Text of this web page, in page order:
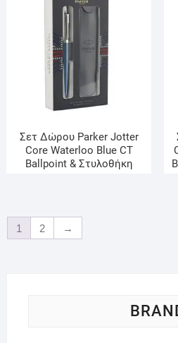
Σετ Δώρου Parker Jotter
Core Waterloo Blue CT
Ballpoint & Στυλοθήκη
1 2 →